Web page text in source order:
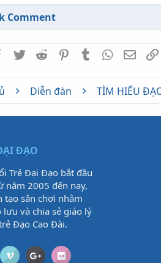
Comment
FacebookTwitterReddit PinterestTumblrWhatsApp
Email
Diễn đàn TÌM HIỂU
ĐẠO
Trẻ Đại Đạo bắt đầu
năm 2005 đến nay,
tạo sân chơi nhằm
lưu và chia sẻ giáo lý
Đạo Cao Đài.